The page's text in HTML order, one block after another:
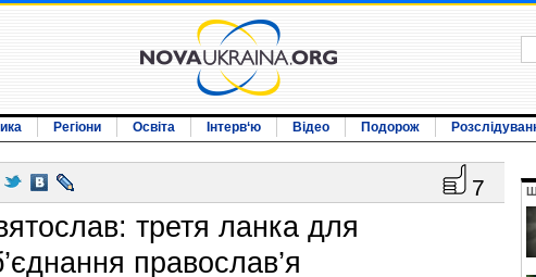
Регіони Освіта Інтерв‘ю Відео Подорож
7
третя ланка для
православ’я